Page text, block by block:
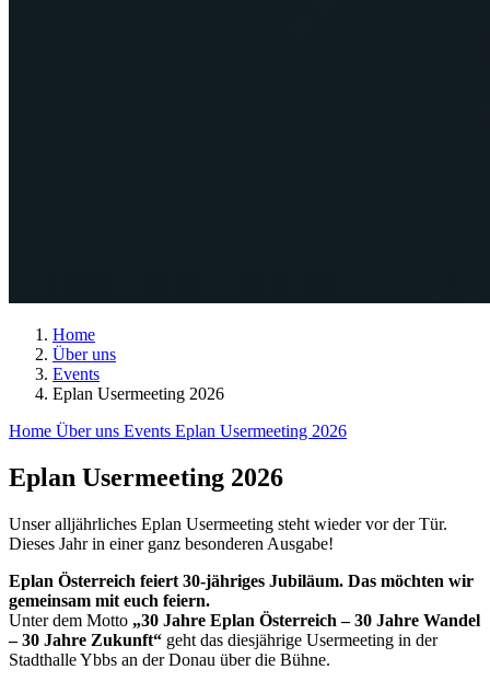
Home
Über uns
Events
Eplan Usermeeting 2026
Home Über uns Events Eplan Usermeeting 2026
Eplan Usermeeting 2026
Unser alljährliches Eplan Usermeeting steht wieder vor der Tür.
Dieses Jahr in einer ganz besonderen Ausgabe!
Eplan Österreich feiert 30-jähriges Jubiläum. Das möchten wir
gemeinsam mit euch feiern.
Unter dem Motto „30 Jahre Eplan Österreich – 30 Jahre Wandel
– 30 Jahre Zukunft“ geht das diesjährige Usermeeting in der
Stadthalle Ybbs an der Donau über die Bühne.